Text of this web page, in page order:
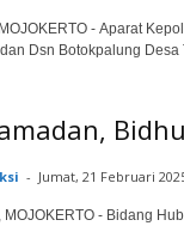
- Aparat
Dsn Botokpalung Desa
- Jumat, 21 Februari
- Bidang